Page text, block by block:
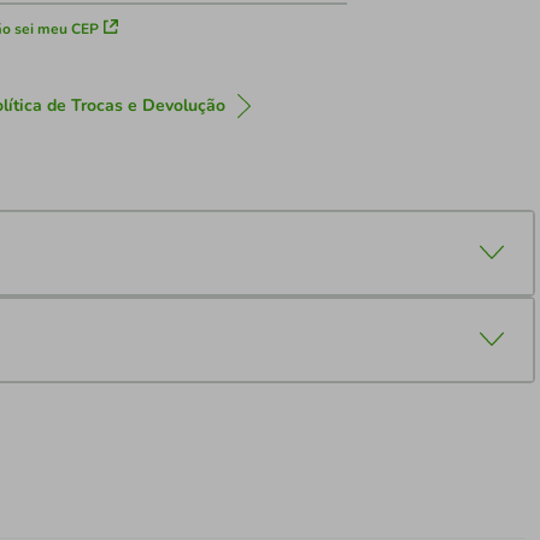
sei meu CEP
de Trocas e Devolução